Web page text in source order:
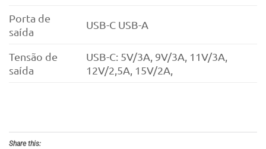
Porta de
saída
USB-C USB-A
Tensão de
saída
USB-C: 5V/3A, 9V/3A, 11V/3A,
12V/2,5A, 15V/2A,
Share this: